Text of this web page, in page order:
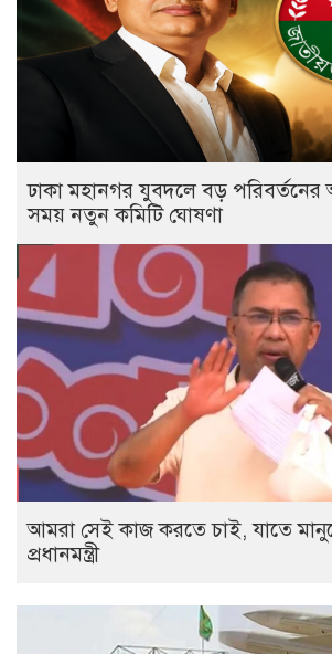
ঢাকা মহানগর যুবদলে বড়
সময় নতুন কমিটি ঘোষণা
আমরা সেই কাজ করতে চাই, যাতে
প্রধানমন্ত্রী